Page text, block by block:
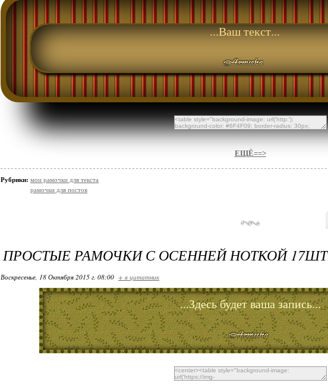
...Ваш текст...
ЕЩЁ==>
Рубрики: мои рамочки для текста
рамочки для постов
ПРОСТЫЕ РАМОЧКИ С ОСЕННЕЙ НОТКОЙ 17ШТ
Воскресенье, 18 Октября 2015 г. 08:00 + в цитатник
...Здесь будет ваша запись...